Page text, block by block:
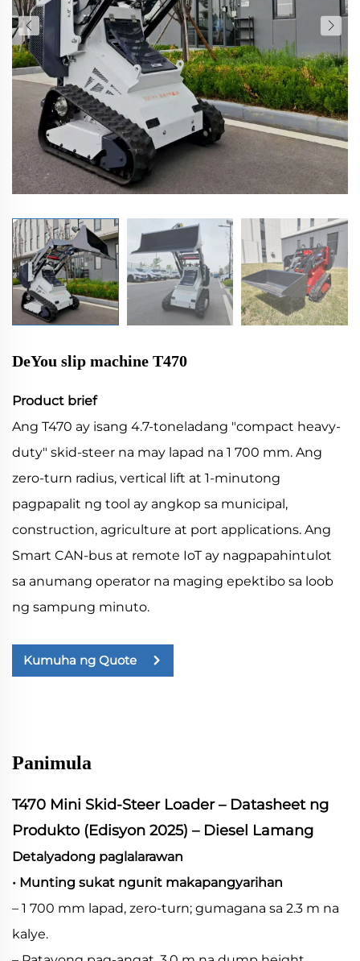
DeYou slip machine T470
Product brief
Ang T470 ay isang 4.7-toneladang "compact heavy-
duty" skid-steer na may lapad na 1 700 mm. Ang
zero-turn radius, vertical lift at 1-minutong
pagpapalit ng tool ay angkop sa municipal,
construction, agriculture at port applications. Ang
Smart CAN-bus at remote IoT ay nagpapahintulot
sa anumang operator na maging epektibo sa loob
ng sampung minuto.
Kumuha ng Quote
Panimula
T470 Mini Skid-Steer Loader – Datasheet ng
Produkto (Edisyon 2025) – Diesel Lamang
Detalyadong paglalarawan
• Munting sukat ngunit makapangyarihan
– 1 700 mm lapad, zero-turn; gumagana sa 2.3 m na
kalye.